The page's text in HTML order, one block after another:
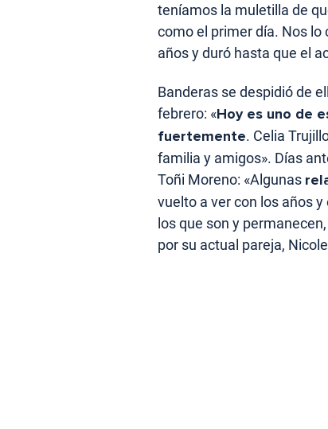
teníamos la muletilla de
como el primer día. Nos lo
años y duró hasta que el
Banderas se despidió de
febrero: «Hoy es uno de
fuertemente. Celia
familia y amigos». Días
Toñi Moreno: «Algunas
vuelto a ver con los años
los que son y
por su actual pareja,